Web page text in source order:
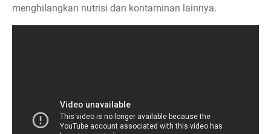
menghilangkan nutrisi dan kontaminan lainnya.